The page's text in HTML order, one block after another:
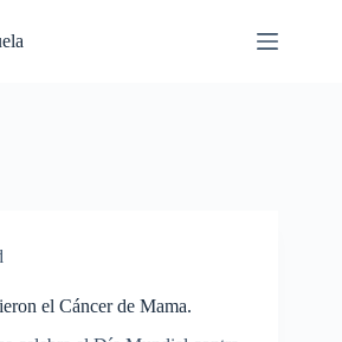
el Cáncer de Mama.